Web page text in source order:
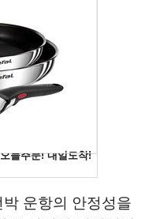
운항의 안정성을